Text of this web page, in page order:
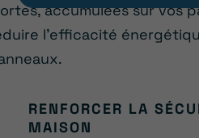
accumulées sur vos
l’efficacité
RENFORCER LA
MAISON